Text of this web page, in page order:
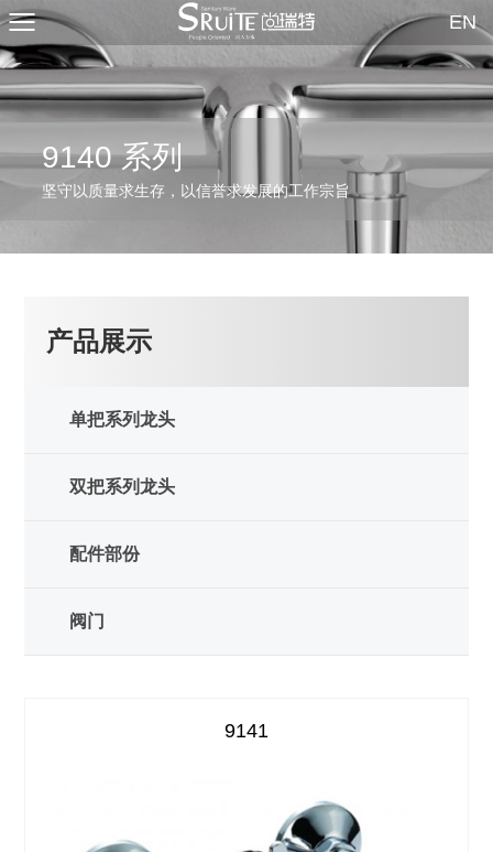
EN
9140 系列
坚守以质量求生存，以信誉求发展的工作宗旨
产品展示
单把系列龙头
双把系列龙头
配件部份
阀门
9141